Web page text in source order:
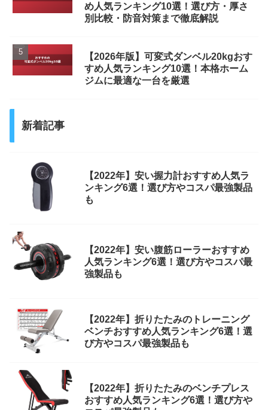
め人気ランキング10選！選び方・厚さ
別比較・防音対策まで徹底解説
【2026年版】可変式ダンベル20kgおす
すめ人気ランキング10選！本格ホーム
ジムに最適な一台を厳選
新着記事
【2022年】安い握力計おすすめ人気ラ
ンキング6選！選び方やコスパ最強製品
も
【2022年】安い腹筋ローラーおすすめ
人気ランキング6選！選び方やコスパ最
強製品も
【2022年】折りたたみのトレーニング
ベンチおすすめ人気ランキング6選！選
び方やコスパ最強製品も
【2022年】折りたたみのベンチプレス
おすすめ人気ランキング6選！選び方や